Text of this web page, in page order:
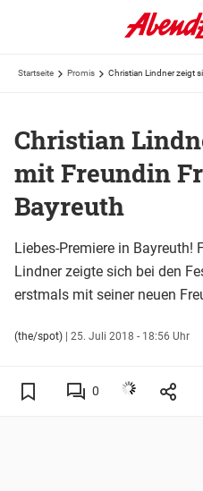
Startseite Promis Christian Lindner zeigt
Christian
mit Freundin
Bayreuth
Liebes-Premiere in Bayreuth!
Lindner zeigte sich bei den
erstmals mit seiner neuen
(the/spot) | 25. Juli 2018 - 18:56 Uhr
0